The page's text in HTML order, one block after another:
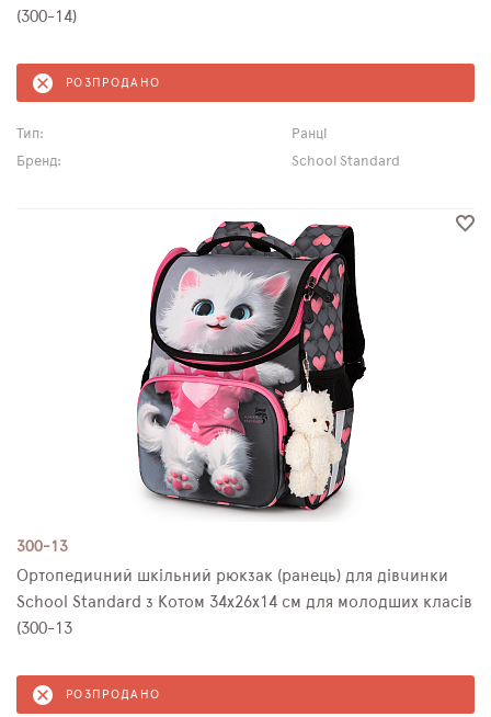
(300-14)
РОЗПРОДАНО
Тип:
Ранці
Бренд:
School Standard
300-13
Ортопедичний шкільний рюкзак (ранець) для дівчинки
School Standard з Котом 34х26х14 см для молодших класів
(300-13
РОЗПРОДАНО